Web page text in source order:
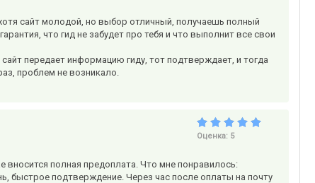
сайт молодой, но выбор отличный, получаешь полный
что гид не забудет про тебя и что выполнит все свои
передает информацию гиду, тот подтверждает, и тогда
проблем не возникало.
Оценка: 5
вносится полная предоплата. Что мне понравилось:
быстрое подтверждение. Через час после оплаты на почту